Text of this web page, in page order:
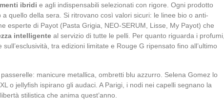
ibridi e agli indispensabili selezionati con rigore. Ogni prodotto
quello della sera. Si ritrovano così valori sicuri: le linee bio o anti-
esperte di Payot (Pasta Grigia, NEO-SERUM, Lisse, My Payot) che
intelligente al servizio di tutte le pelli. Per quanto riguarda i profumi,
tra edizioni limitate e Rouge G ripensato fino all’ultimo
manicure metallica, ombretti blu azzurro. Selena Gomez lo
o jellyfish ispirano gli audaci. A Parigi, i nodi nei capelli segnano la
stilistica che anima quest’anno.